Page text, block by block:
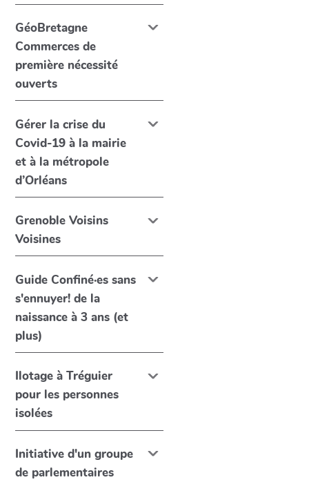
GéoBretagne
Commerces de
première nécessité
ouverts
Gérer la crise du
Covid-19 à la mairie
et à la métropole
d’Orléans
Grenoble Voisins
Voisines
Guide Confiné·es sans
s'ennuyer! de la
naissance à 3 ans (et
plus)
Ilotage à Tréguier
pour les personnes
isolées
Initiative d'un groupe
de parlementaires